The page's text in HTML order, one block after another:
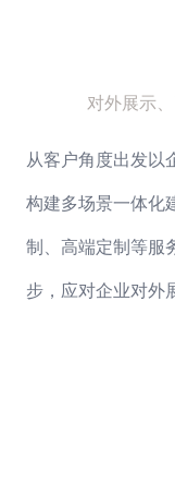
对外展示
从客户角度出发以
构建多场景一体化
制、高端定制等服
步，应对企业对外